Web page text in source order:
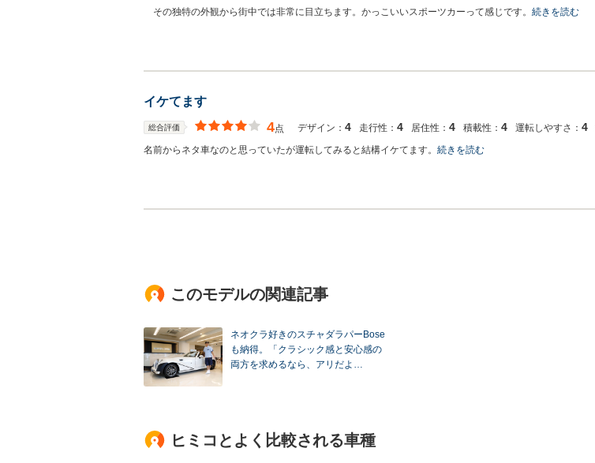
その独特の外観から街中では非常に目立ちます。かっこいいスポーツカーって感じです。 続きを読む
イケてます
総合評価 4点 デザイン： 4 走行性： 4 居住性： 4 積載性： 4 運転しやすさ： 4
名前からネタ車なのと思っていたが運転してみると結構イケてます。 続きを読む
このモデルの関連記事
ネオクラ好きのスチャダラパーBose
も納得。「クラシック感と安心感の
両方を求めるなら、アリだよ…
ヒミコとよく比較される車種